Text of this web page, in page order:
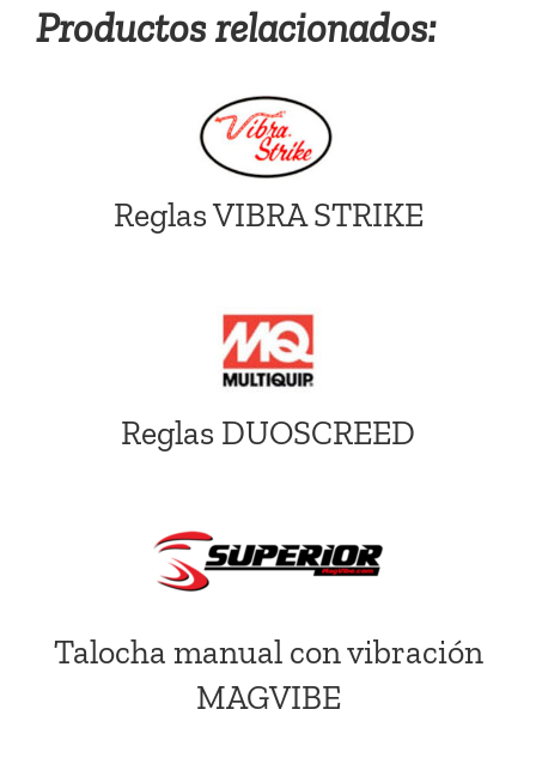
Productos relacionados:
Reglas VIBRA STRIKE
Reglas DUOSCREED
Talocha manual con vibración
MAGVIBE